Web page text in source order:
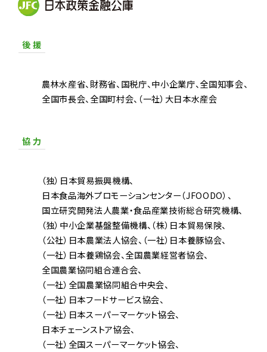
後 援
農林水産省 財務省 国税庁 中小企業庁 全国知事会
全国市長会 全国町村会 （一社）大日本水産会
協 力
（独）日本貿易振興機構
日本食品海外プロモーションセンター（JFOODO）
国立研究開発法人農業・食品産業技術総合研究機構
（独）中小企業基盤整備機構 （株）日本貿易保険
（公社）日本農業法人協会 （一社）日本養豚協会
（一社）日本養鶏協会 全国農業経営者協会
全国農業協同組合連合会
（一社）全国農業協同組合中央会
（一社）日本フードサービス協会
（一社）日本スーパーマーケット協会
日本チェーンストア協会
（一社）全国スーパーマーケット協会